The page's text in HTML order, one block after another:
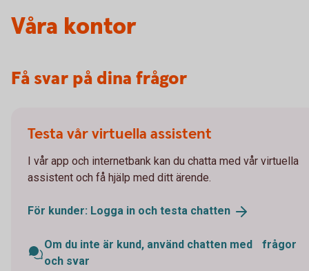
Våra kontor
Få svar på dina frågor
Testa vår virtuella assistent
I vår app och internetbank kan du chatta med vår virtuella
assistent och få hjälp med ditt ärende.
För kunder: Logga in och testa chatten
Om du inte är kund, använd chatten med frågor
och svar